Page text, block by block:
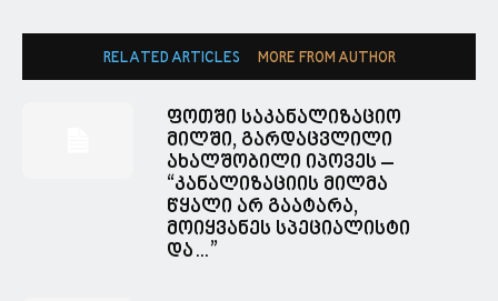
RELATED ARTICLES MORE FROM AUTHOR
ფოთში საკანალიზაციო
მილში, გარდაცვლილი
ახალშობილი იპოვეს –
“კანალიზაციის მილმა
წყალი არ გაატარა,
მოიყვანეს სპეციალისტი
და…”